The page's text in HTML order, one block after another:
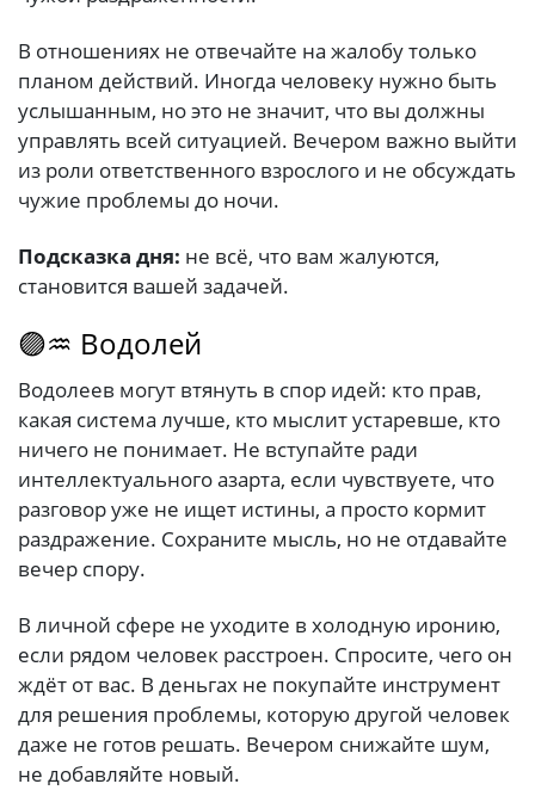
В отношениях не отвечайте на жалобу только
планом действий. Иногда человеку нужно быть
услышанным, но это не значит, что вы должны
управлять всей ситуацией. Вечером важно выйти
из роли ответственного взрослого и не обсуждать
чужие проблемы до ночи.
Подсказка дня: не всё, что вам жалуются,
становится вашей задачей.
🟣♒ Водолей
Водолеев могут втянуть в спор идей: кто прав,
какая система лучше, кто мыслит устаревше, кто
ничего не понимает. Не вступайте ради
интеллектуального азарта, если чувствуете, что
разговор уже не ищет истины, а просто кормит
раздражение. Сохраните мысль, но не отдавайте
вечер спору.
В личной сфере не уходите в холодную иронию,
если рядом человек расстроен. Спросите, чего он
ждёт от вас. В деньгах не покупайте инструмент
для решения проблемы, которую другой человек
даже не готов решать. Вечером снижайте шум,
не добавляйте новый.